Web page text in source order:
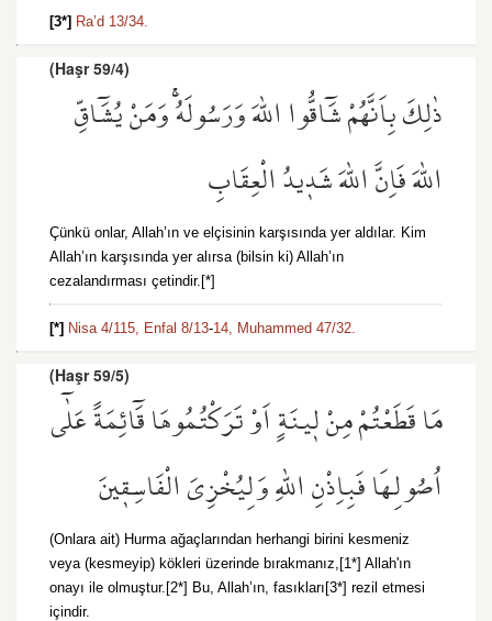
[3*] Ra’d 13/34.
(Haşr 59/4)
ذٰلِكَ بِاَنَّهُمْ شَٓاقُّوا اللّٰهَ وَرَسُولَهُۚ وَمَنْ يُشَٓاقِّ
اللّٰهَ فَاِنَّ اللّٰهَ شَد۪يدُ الْعِقَابِ
Çünkü onlar, Allah’ın ve elçisinin karşısında yer aldılar. Kim
Allah’ın karşısında yer alırsa (bilsin ki) Allah’ın
cezalandırması çetindir.[*]
[*] Nisa 4/115, Enfal 8/13-14, Muhammed 47/32.
(Haşr 59/5)
مَا قَطَعْتُمْ مِنْ ل۪ينَةٍ اَوْ تَرَكْتُمُوهَا قَٓائِمَةً عَلٰٓى
اُصُولِهَا فَبِاِذْنِ اللّٰهِ وَلِيُخْزِيَ الْفَاسِق۪ينَ
(Onlara ait) Hurma ağaçlarından herhangi birini kesmeniz
veya (kesmeyip) kökleri üzerinde bırakmanız,[1*] Allah'ın
onayı ile olmuştur.[2*] Bu, Allah’ın, fasıkları[3*] rezil etmesi
içindir.